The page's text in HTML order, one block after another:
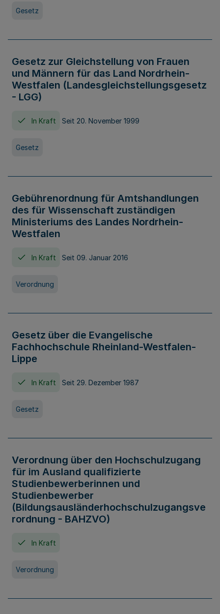
Gesetz
Gesetz zur Gleichstellung von Frauen
und Männern für das Land Nordrhein-
Westfalen (Landesgleichstellungsgesetz
- LGG)
In Kraft Seit 20. November 1999
Gesetz
Gebührenordnung für Amtshandlungen
des für Wissenschaft zuständigen
Ministeriums des Landes Nordrhein-
Westfalen
In Kraft Seit 09. Januar 2016
Verordnung
Gesetz über die Evangelische
Fachhochschule Rheinland-Westfalen-
Lippe
In Kraft Seit 29. Dezember 1987
Gesetz
Verordnung über den Hochschulzugang
für im Ausland qualifizierte
Studienbewerberinnen und
Studienbewerber
(Bildungsausländerhochschulzugangsve
rordnung - BAHZVO)
In Kraft
Verordnung